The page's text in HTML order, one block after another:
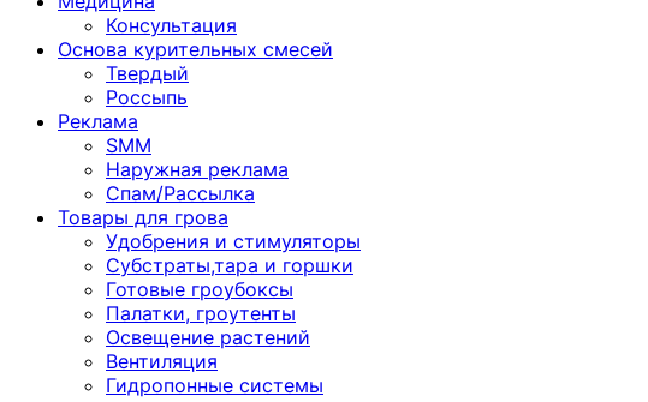
Консультация
Основа курительных смесей
Твердый
Россыпь
Реклама
SMM
Наружная реклама
Спам/Рассылка
Товары для грова
Удобрения и стимуляторы
Субстраты,тара и горшки
Готовые гроубоксы
Палатки, гроутенты
Освещение растений
Вентиляция
Гидропонные системы